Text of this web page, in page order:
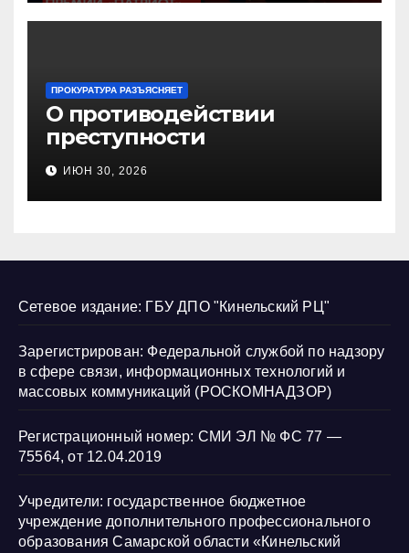
ПРОКУРАТУРА РАЗЪЯСНЯЕТ
О противодействии
преступности
несовершеннолетних и
нарушению их прав
ИЮН 30, 2026
Сетевое издание: ГБУ ДПО "Кинельский РЦ"
Зарегистрирован: Федеральной службой по надзору
в сфере связи, информационных технологий и
массовых коммуникаций (РОСКОМНАДЗОР)
Регистрационный номер: СМИ ЭЛ № ФС 77 —
75564, от 12.04.2019
Учредители: государственное бюджетное
учреждение дополнительного профессионального
образования Самарской области «Кинельский